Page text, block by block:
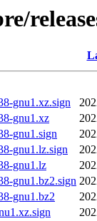
gnu1.xz.sign
gnu1.xz
gnu1.sign
gnu1.lz.sign
gnu1.lz
gnu1.bz2.sign
gnu1.bz2